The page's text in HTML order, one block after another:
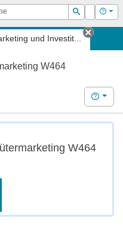
Suchen
Login Hilfe
und Investit...
Tab
W464
Hilfe
W464